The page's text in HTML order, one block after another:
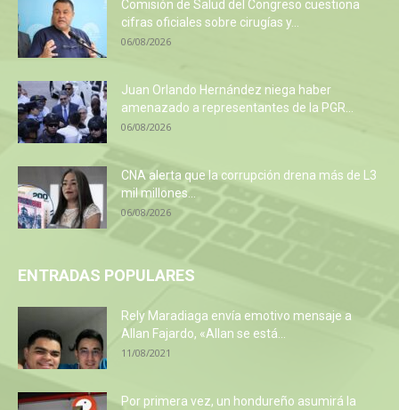
Comisión de Salud del Congreso cuestiona
cifras oficiales sobre cirugías y...
06/08/2026
Juan Orlando Hernández niega haber
amenazado a representantes de la PGR...
06/08/2026
CNA alerta que la corrupción drena más de L3
mil millones...
06/08/2026
ENTRADAS POPULARES
Rely Maradiaga envía emotivo mensaje a
Allan Fajardo, «Allan se está...
11/08/2021
Por primera vez, un hondureño asumirá la